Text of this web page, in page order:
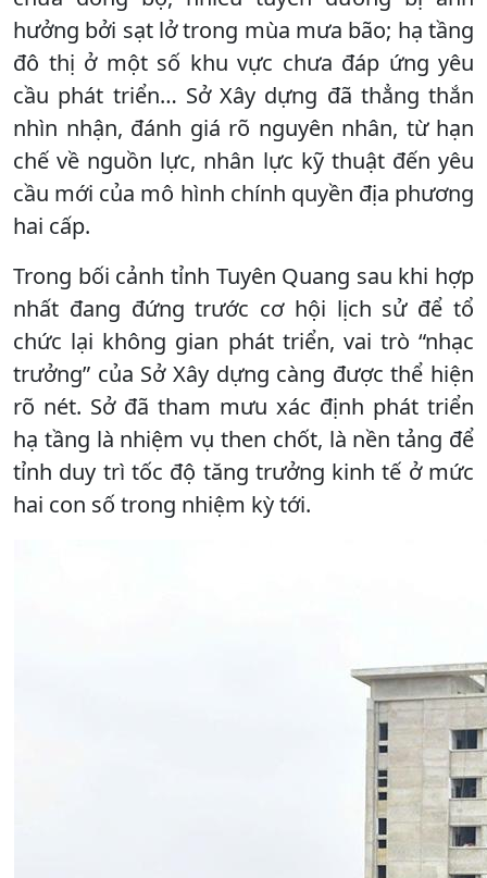
hưởng bởi sạt lở trong mùa mưa bão; hạ tầng
đô thị ở một số khu vực chưa đáp ứng yêu
cầu phát triển… Sở Xây dựng đã thẳng thắn
nhìn nhận, đánh giá rõ nguyên nhân, từ hạn
chế về nguồn lực, nhân lực kỹ thuật đến yêu
cầu mới của mô hình chính quyền địa phương
hai cấp.
Trong bối cảnh tỉnh Tuyên Quang sau khi hợp
nhất đang đứng trước cơ hội lịch sử để tổ
chức lại không gian phát triển, vai trò “nhạc
trưởng” của Sở Xây dựng càng được thể hiện
rõ nét. Sở đã tham mưu xác định phát triển
hạ tầng là nhiệm vụ then chốt, là nền tảng để
tỉnh duy trì tốc độ tăng trưởng kinh tế ở mức
hai con số trong nhiệm kỳ tới.